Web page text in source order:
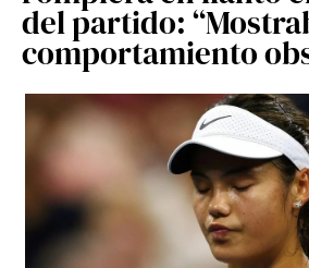
del partido:
comportamiento